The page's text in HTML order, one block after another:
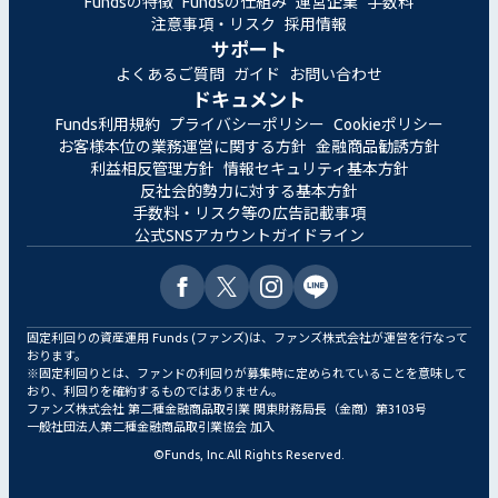
注意事項・リスク
採用情報
サポート
よくあるご質問 ガイド お問い合わせ
ドキュメント
Funds利用規約 プライバシーポリシー Cookieポリシー
お客様本位の業務運営に関する方針 金融商品勧誘方針
利益相反管理方針 情報セキュリティ基本方針
反社会的勢力に対する基本方針
手数料・リスク等の広告記載事項
公式SNSアカウントガイドライン
固定利回りの資産運用 Funds (ファンズ)は、ファンズ株式会社が運営を行なって
おります。
※固定利回りとは、ファンドの利回りが募集時に定められていることを意味して
おり、利回りを確約するものではありません。
ファンズ株式会社 第二種金融商品取引業 関東財務局長（金商）第3103号
一般社団法人第二種金融商品取引業協会 加入
©Funds, Inc. All Rights Reserved.